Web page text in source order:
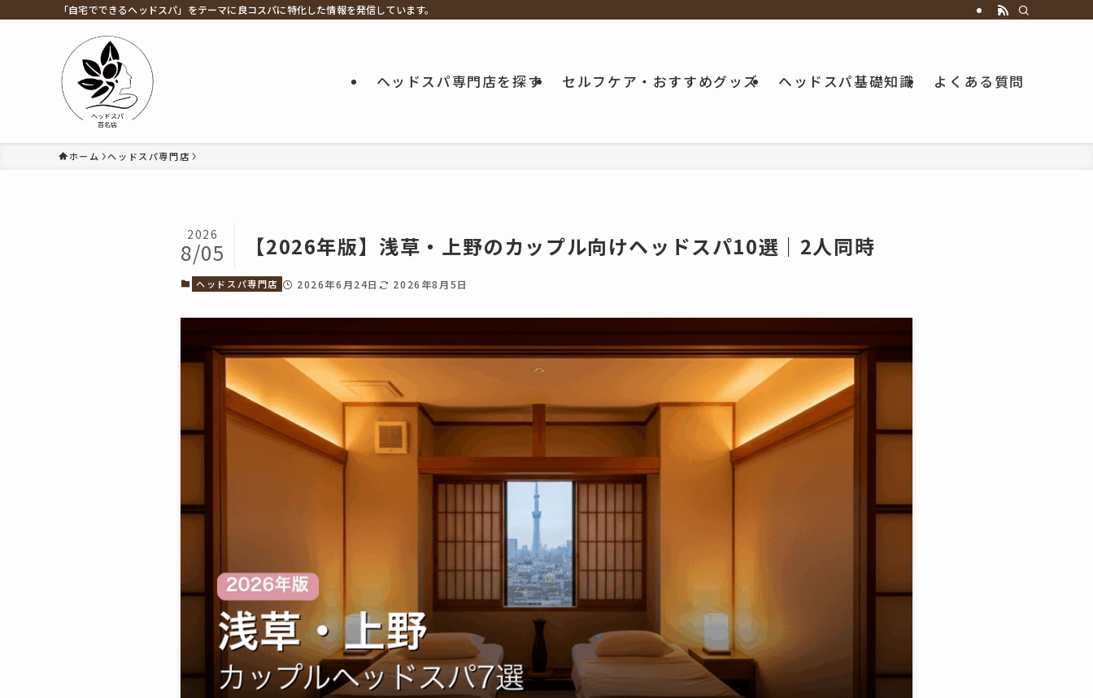
「自宅でできるヘッドスパ」をテーマに良コスパに特化した情報を発信しています。
ヘッドスパ専門店を探す セルフケア・おすすめグッズ ヘッドスパ基礎知識 よくある質問
ホーム ヘッドスパ専門店
【2026年版】浅草・上野のカップル向けヘッドスパ10選｜2人同時
2026
8/05
ヘッドスパ専門店 2026年6月24日 2026年8月5日